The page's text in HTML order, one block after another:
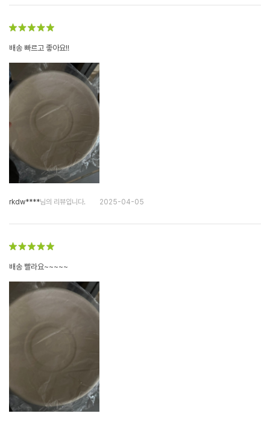
배송 빠르고 좋아요!!
rkdw****님의 리뷰입니다. 2025-04-05
배송 빨라요~~~~~